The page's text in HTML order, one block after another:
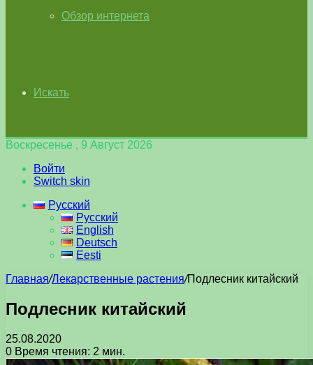
Обзор интернета
Искать
Воскресенье , 9 Август 2026
Войти
Switch skin
Русский
Русский
English
Deutsch
Eesti
Главная/Лекарственные растения/Подлесник китайский
Подлесник китайский
25.08.2020
0 Время чтения: 2 мин.